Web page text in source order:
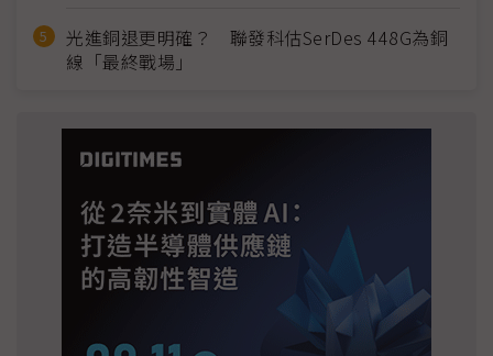
光進銅退更明確？ 聯發科估SerDes 448G為銅
線「最終戰場」